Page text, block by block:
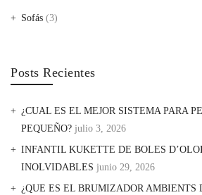
Sofás (3)
Posts Recientes
¿CUAL ES EL MEJOR SISTEMA PARA
PEQUEÑO? julio 3, 2026
INFANTIL KUKETTE DE BOLES
INOLVIDABLES junio 29, 2026
¿QUE ES EL BRUMIZADOR AMBIENTS